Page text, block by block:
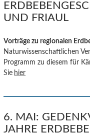
UND FRIAUL
Vorträge zu regionalen E
Naturwissenschaftlichen
Programm zu diesem für
Sie hier
6. MAI:
JAHRE